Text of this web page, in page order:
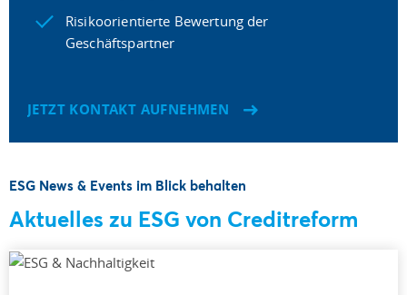
Risikoorientierte Bewertung der
Geschäftspartner
JETZT KONTAKT AUFNEHMEN
ESG News & Events im Blick behalten
Aktuelles zu ESG von Creditreform